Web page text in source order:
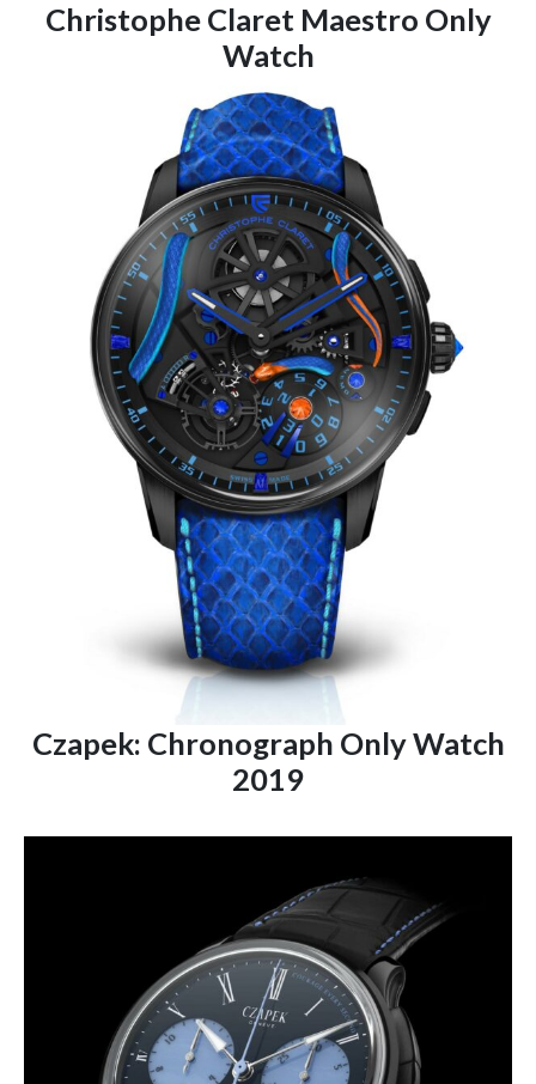
Christophe Claret Maestro Only
Watch
Czapek: Chronograph Only Watch
2019